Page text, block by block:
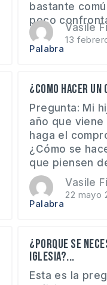
bastante
poco
Vasile
13
Palabra
¿Como hacer
Pregunta: Mi
año que
haga el
¿Cómo se
que piensen
Vasile
22 mayo
Palabra
¿Porque se
iglesia?...
Esta es la